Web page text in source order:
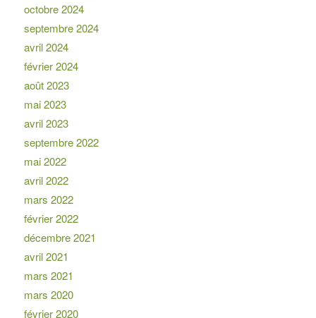
octobre 2024
septembre 2024
avril 2024
février 2024
août 2023
mai 2023
avril 2023
septembre 2022
mai 2022
avril 2022
mars 2022
février 2022
décembre 2021
avril 2021
mars 2021
mars 2020
février 2020